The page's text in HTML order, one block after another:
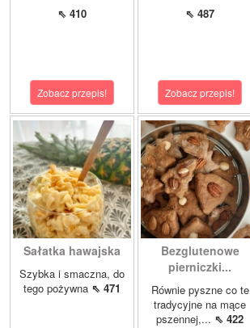
⇖ 410
Zobacz przepis!
⇖ 487
Zobacz przepis!
Sałatka hawajska
Szybka i smaczna, do
tego pożywna ⇖ 471
Bezglutenowe
pierniczki...
Równie pyszne co te
tradycyjne na mące
pszennej,... ⇖ 422